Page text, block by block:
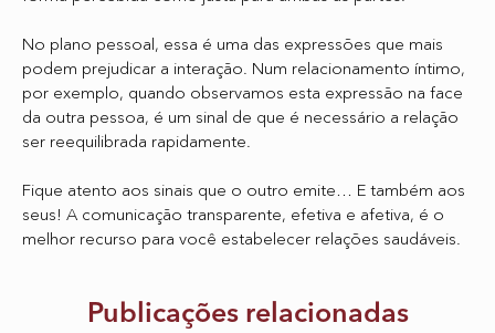
No plano pessoal, essa é uma das expressões que mais
podem prejudicar a interação. Num relacionamento íntimo,
por exemplo, quando observamos esta expressão na face
da outra pessoa, é um sinal de que é necessário a relação
ser reequilibrada rapidamente.
Fique atento aos sinais que o outro emite… E também aos
seus! A comunicação transparente, efetiva e afetiva, é o
melhor recurso para você estabelecer relações saudáveis.
Publicações relacionadas